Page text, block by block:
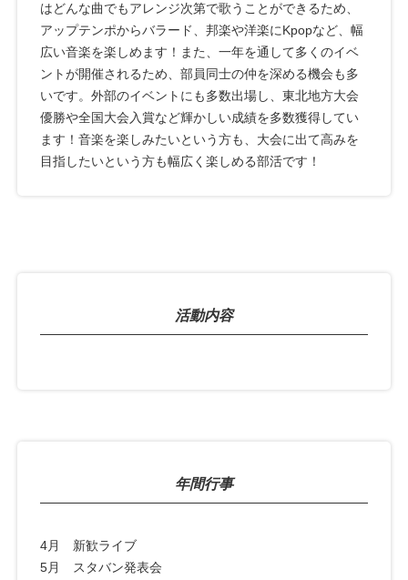
はどんな曲でもアレンジ次第で歌うことができるため、
アップテンポからバラード、邦楽や洋楽にKpopなど、幅
広い音楽を楽しめます！また、一年を通して多くのイベ
ントが開催されるため、部員同士の仲を深める機会も多
いです。外部のイベントにも多数出場し、東北地方大会
優勝や全国大会入賞など輝かしい成績を多数獲得してい
ます！音楽を楽しみたいという方も、大会に出て高みを
目指したいという方も幅広く楽しめる部活です！
活動内容
年間行事
4月 新歓ライブ
5月 スタバン発表会